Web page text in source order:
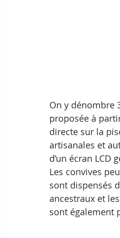
On y dénombre
proposée à
directe sur la
artisanales et
d’un écran
Les convives
sont dispensés
ancestraux et
sont également